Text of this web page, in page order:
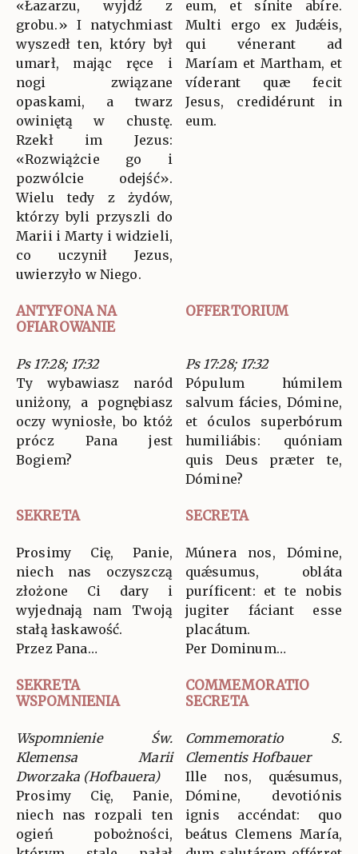
«Łazarzu, wyjdź z
grobu.» I natychmiast
wyszedł ten, który był
umarł, mając ręce i
nogi związane
opaskami, a twarz
owiniętą w chustę.
Rzekł im Jezus:
«Rozwiążcie go i
pozwólcie odejść».
Wielu tedy z żydów,
którzy byli przyszli do
Marii i Marty i widzieli,
co uczynił Jezus,
uwierzyło w Niego.
eum, et sínite abíre.
Multi ergo ex Judǽis,
qui vénerant ad
Maríam et Martham, et
víderant quæ fecit
Jesus, credidérunt in
eum.
ANTYFONA NA
OFIAROWANIE
OFFERTORIUM
Ps 17:28; 17:32
Ty wybawiasz naród
uniżony, a pognębiasz
oczy wyniosłe, bo któż
prócz Pana jest
Bogiem?
Ps 17:28; 17:32
Pópulum húmilem
salvum fácies, Dómine,
et óculos superbórum
humiliábis: quóniam
quis Deus præter te,
Dómine?
SEKRETA SECRETA
Prosimy Cię, Panie,
niech nas oczyszczą
złożone Ci dary i
wyjednają nam Twoją
stałą łaskawość.
Przez Pana…
Múnera nos, Dómine,
quǽsumus, obláta
puríficent: et te nobis
jugiter fáciant esse
placátum.
Per Dominum…
SEKRETA
WSPOMNIENIA
COMMEMORATIO
SECRETA
Wspomnienie Św.
Klemensa Marii
Dworzaka (Hofbauera)
Prosimy Cię, Panie,
niech nas rozpali ten
ogień pobożności,
Commemoratio S.
Clementis Hofbauer
Ille nos, quǽsumus,
Dómine, devotiónis
ignis accéndat: quo
beátus Clemens María,